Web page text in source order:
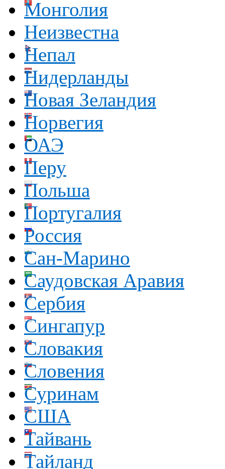
Монголия
Неизвестна
Непал
Нидерланды
Новая Зеландия
Норвегия
ОАЭ
Перу
Польша
Португалия
Россия
Сан-Марино
Саудовская Аравия
Сербия
Сингапур
Словакия
Словения
Суринам
США
Тайвань
Тайланд